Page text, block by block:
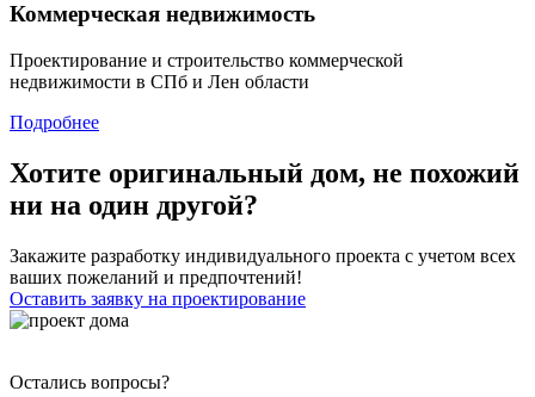
Коммерческая недвижимость
Проектирование и строительство коммерческой
недвижимости в СПб и Лен области
Подробнее
Хотите оригинальный дом, не похожий
ни на один другой?
Закажите разработку индивидуального проекта с учетом всех
ваших пожеланий и предпочтений!
Оставить заявку на проектирование
Остались вопросы?